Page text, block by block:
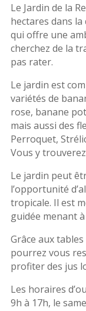
Le Jardin de la
hectares dans
qui offre une
cherchez de la
pas rater.
Le jardin est
variétés de
rose, banane
mais aussi des
Perroquet,
Vous y
Le jardin peut
l’opportunité
tropicale. Il est
guidée menant
Grâce aux
pourrez vous
profiter des jus
Les horaires
9h à 17h, le